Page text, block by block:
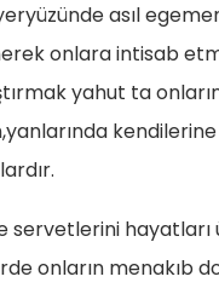
asıl
onlara intisab
yahut ta
kendilerine
hayatları
onların menakıb